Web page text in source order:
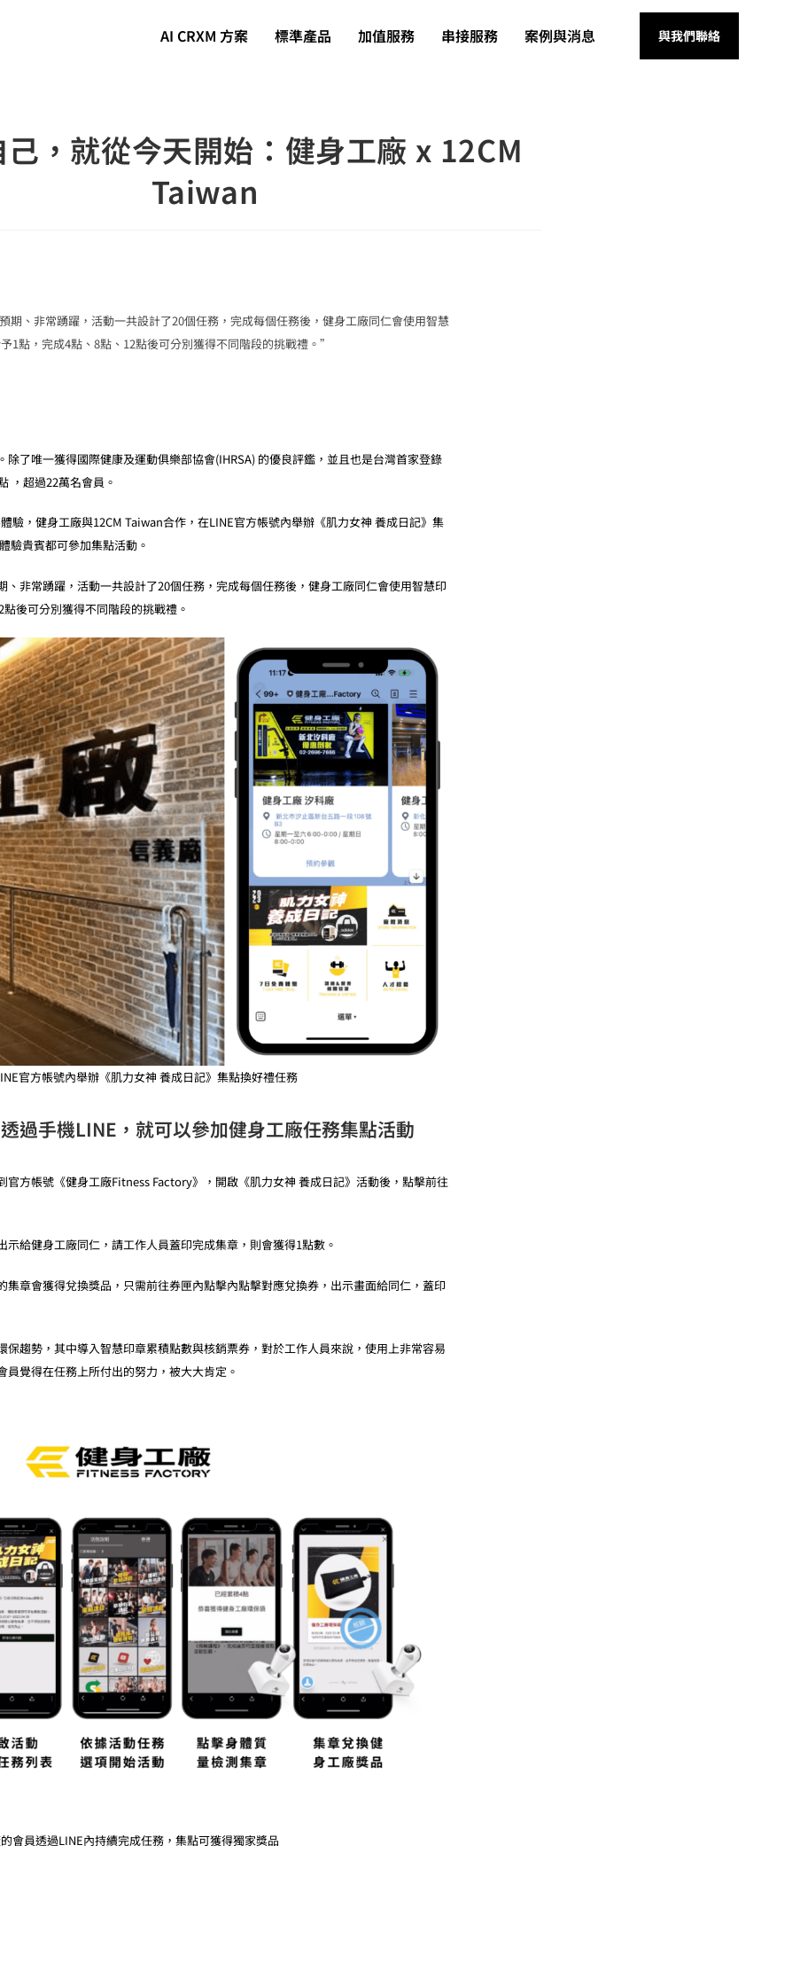
AI CRXM 方案 標準產品 加值服務 串接服務 案例與消息 與我們聯絡
，就從今天開始：健身工廠 x 12CM
Taiwan
期、非常踴躍，活動一共設計了20個任務，完成每個任務後，健身工廠同仁會使用智慧
1點，完成4點、8點、12點後可分別獲得不同階段的挑戰禮。”
了唯一獲得國際健康及運動俱樂部協會(IHRSA) 的優良評鑑，並且也是台灣首家登錄
，超過22萬名會員。
驗，健身工廠與12CM Taiwan合作，在LINE官方帳號內舉辦《肌力女神 養成日記》集
驗貴賓都可參加集點活動。
非常踴躍，活動一共設計了20個任務，完成每個任務後，健身工廠同仁會使用智慧印
後可分別獲得不同階段的挑戰禮。
官方帳號內舉辦《肌力女神 養成日記》集點換好禮任務
過手機LINE，就可以參加健身工廠任務集點活動
方帳號《健身工廠Fitness Factory》，開啟《肌力女神 養成日記》活動後，點擊前往
給健身工廠同仁，請工作人員蓋印完成集章，則會獲得1點數。
集章會獲得兌換獎品，只需前往券匣內點擊內點擊對應兌換券，出示畫面給同仁，蓋印
趨勢，其中導入智慧印章累積點數與核銷票券，對於工作人員來說，使用上非常容易
覺得在任務上所付出的努力，被大大肯定。
會員透過LINE內持續完成任務，集點可獲得獨家獎品